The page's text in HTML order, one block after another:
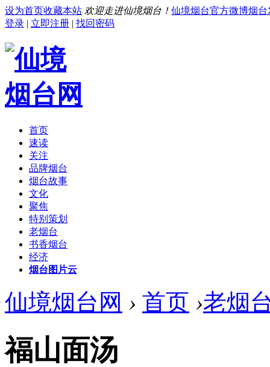
设为首页收藏本站 欢迎走进仙境烟台！ 仙境烟台官方微博烟台
登录 | 立即注册 | 找回密码
首页
速读
关注
品牌烟台
烟台故事
文化
聚焦
特别策划
老烟台
书香烟台
经济
烟台图片云
仙境烟台网 › 首页 ›老烟
福山面汤